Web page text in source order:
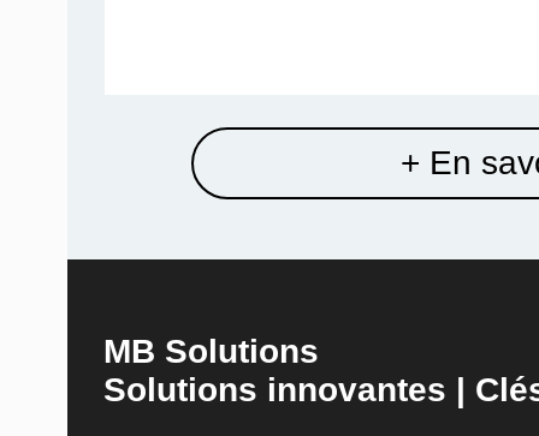
+ En
MB Solutions
Solutions innovantes |